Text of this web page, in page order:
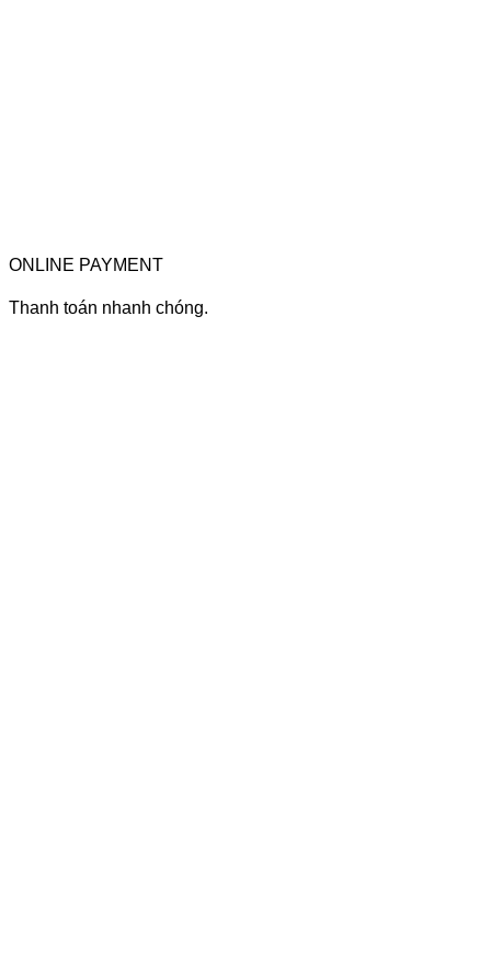
ONLINE PAYMENT
Thanh toán nhanh chóng.